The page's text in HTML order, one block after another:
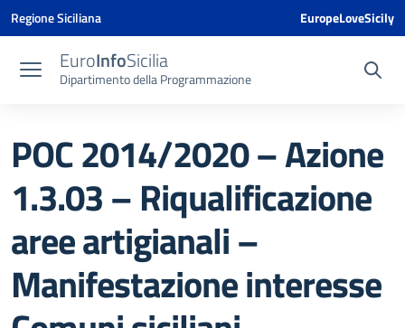
Vai ai contenuti
Vai al menu di navigazione
Vai al footer
Vai al banner delle Cookie Policy
Regione Siciliana EuropeLoveSicily
EuroInfoSicilia
Dipartimento della Programmazione
POC 2014/2020 – Azione
1.3.03 – Riqualificazione
aree artigianali –
Manifestazione interesse